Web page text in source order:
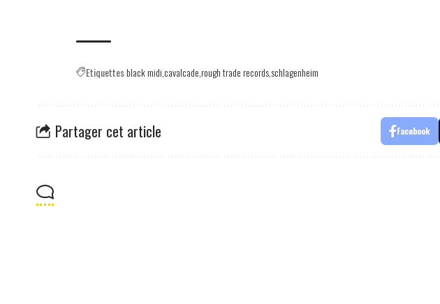
Etiquettesblack midicavalcaderough trade recordsschlagenheim
Partager cet article Facebook